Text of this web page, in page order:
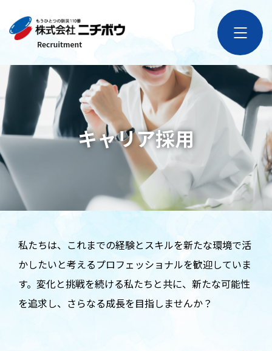
私たちは、これまでの経験とスキルを新たな環境で活
かしたいと考えるプロフェッショナルを歓迎していま
す。変化と挑戦を続ける私たちと共に、新たな可能性
を追求し、さらなる成長を目指しませんか？
キャリア採用